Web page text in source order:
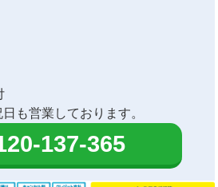
も営業しております。
137-365